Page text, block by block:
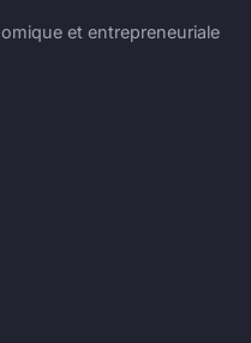
et entrepreneuriale